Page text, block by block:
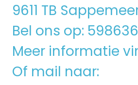
9611 TB
Bel ons op:
Meer informatie
Of mail naar: